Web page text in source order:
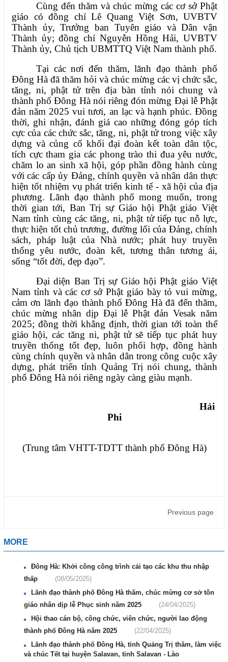
Cùng đến thăm và chúc mừng các cơ sở Phật
giáo có đồng chí Lê Quang Việt Sơn, UVBTV
Thành ủy, Trưởng ban Tuyên giáo và Dân vận
Thành ủy; đồng chí Nguyễn Hồng Hải, UVBTV
Thành ủy, Chủ tịch UBMTTQ Việt Nam thành phố.
Tại các nơi đến thăm, lãnh đạo thành phố
Đông Hà đã thăm hỏi và chúc mừng các vị chức sắc,
tăng, ni, phật tử trên địa bàn tỉnh nói chung và
thành phố Đông Hà nói riêng đón mừng Đại lễ Phật
đản năm 2025 vui tươi, an lạc và hạnh phúc. Đồng
thời, ghi nhận, đánh giá cao những đóng góp tích
cực của các chức sắc, tăng, ni, phật tử trong việc xây
dựng và củng cố khối đại đoàn kết toàn dân tộc,
tích cực tham gia các phong trào thi đua yêu nước,
chăm lo an sinh xã hội, góp phần đồng hành cùng
với các cấp ủy Đảng, chính quyền và nhân dân thực
hiện tốt nhiệm vụ phát triển kinh tế - xã hội của địa
phương. Lãnh đạo thành phố mong muốn, trong
thời gian tới, Ban Trị sự Giáo hội Phật giáo Việt
Nam tỉnh cùng các tăng, ni, phật tử tiếp tục nỗ lực,
thực hiện tốt chủ trương, đường lối của Đảng, chính
sách, pháp luật của Nhà nước; phát huy truyền
thống yêu nước, đoàn kết, tương thân tương ái,
sống “tốt đời, đẹp đạo”.
Đại diện Ban Trị sự Giáo hội Phật giáo Việt
Nam tỉnh và các cơ sở Phật giáo bày tỏ vui mừng,
cảm ơn lãnh đạo thành phố Đông Hà đã đến thăm,
chúc mừng nhân dịp Đại lễ Phật đản Vesak năm
2025; đồng thời khẳng định, thời gian tới toàn thể
giáo hội, các tăng ni, phật tử sẽ tiếp tục phát huy
truyền thống tốt đẹp, luôn phối hợp, đồng hành
cùng chính quyền và nhân dân trong công cuộc xây
dựng, phát triển tỉnh Quảng Trị nói chung, thành
phố Đông Hà nói riêng ngày càng giàu mạnh.
Hải
Phi
(Trung tâm VHTT-TDTT thành phố Đông Hà)
Previous page
MORE
Đông Hà: Khởi công công trình cải tạo các khu thu nhập
thấp
(08/05/2025)
Lãnh đạo thành phố Đông Hà thăm, chúc mừng cơ sở tôn
giáo nhân dịp lễ Phục sinh năm 2025
(24/04/2025)
Hội thao cán bộ, công chức, viên chức, người lao động
thành phố Đông Hà năm 2025
(22/04/2025)
Lãnh đạo thành phố Đông Hà, tỉnh Quảng Trị thăm, làm việc
và chúc Tết tại huyện Salavan, tỉnh Salavan - Lào